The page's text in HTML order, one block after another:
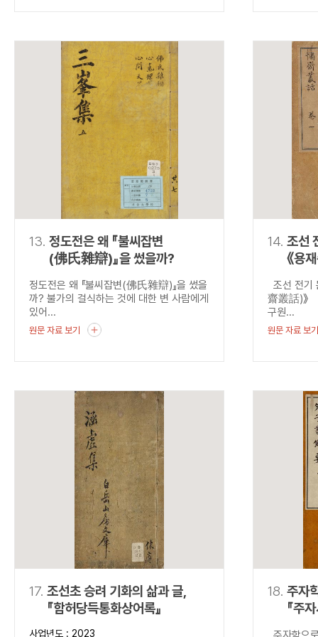
13. 정도전은 왜 『불씨잡변
(佛氏雜辯)』을 썼을까?
정도전은 왜 『불씨잡변(佛氏雜辯)』을 썼을
까? 불가의 걸식하는 것에 대한 변 사람에게
있어...
원문 자료 보기
14. 조선
《용
조선 전기
齋叢話)》
구원...
원문 자료 보기
17. 조선초 승려 기화의 삶과 글,
『함허당득통화상어록』
사업년도 : 2023
18. 주자
『주